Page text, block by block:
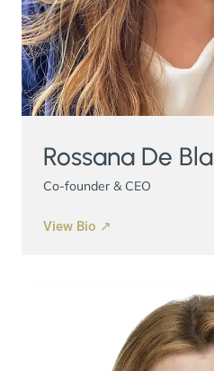
Rossana De
Co-founder & CEO
View Bio ↗